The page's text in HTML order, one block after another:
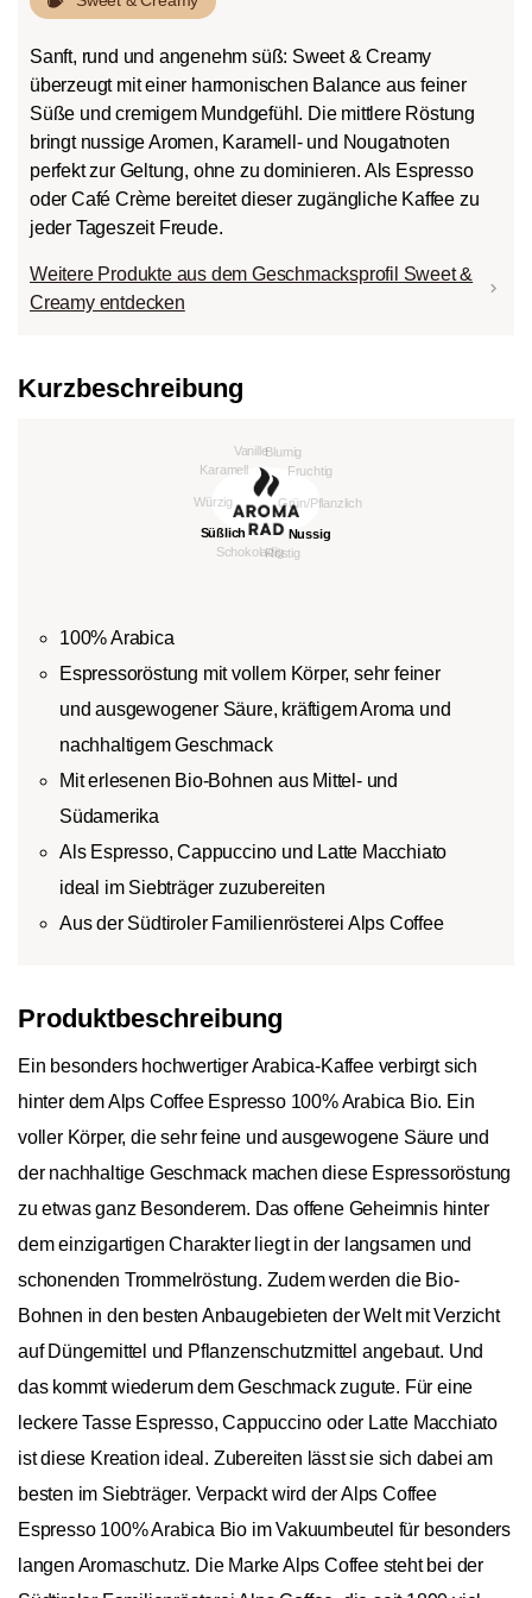
Sanft, rund und angenehm süß: Sweet & Creamy
überzeugt mit einer harmonischen Balance aus feiner
Süße und cremigem Mundgefühl. Die mittlere Röstung
bringt nussige Aromen, Karamell- und Nougatnoten
perfekt zur Geltung, ohne zu dominieren. Als Espresso
oder Café Crème bereitet dieser zugängliche Kaffee zu
jeder Tageszeit Freude.
Weitere Produkte aus dem Geschmacksprofil Sweet &
Creamy entdecken
Kurzbeschreibung
100% Arabica
Espressoröstung mit vollem Körper, sehr feiner
und ausgewogener Säure, kräftigem Aroma und
nachhaltigem Geschmack
Mit erlesenen Bio-Bohnen aus Mittel- und
Südamerika
Als Espresso, Cappuccino und Latte Macchiato
ideal im Siebträger zuzubereiten
Aus der Südtiroler Familienrösterei Alps Coffee
Produktbeschreibung
Ein besonders hochwertiger Arabica-Kaffee verbirgt sich
hinter dem Alps Coffee Espresso 100% Arabica Bio. Ein
voller Körper, die sehr feine und ausgewogene Säure und
der nachhaltige Geschmack machen diese Espressoröstung
zu etwas ganz Besonderem. Das offene Geheimnis hinter
dem einzigartigen Charakter liegt in der langsamen und
schonenden Trommelröstung. Zudem werden die Bio-
Bohnen in den besten Anbaugebieten der Welt mit Verzicht
auf Düngemittel und Pflanzenschutzmittel angebaut. Und
das kommt wiederum dem Geschmack zugute. Für eine
leckere Tasse Espresso, Cappuccino oder Latte Macchiato
ist diese Kreation ideal. Zubereiten lässt sie sich dabei am
besten im Siebträger. Verpackt wird der Alps Coffee
Espresso 100% Arabica Bio im Vakuumbeutel für besonders
langen Aromaschutz. Die Marke Alps Coffee steht bei der